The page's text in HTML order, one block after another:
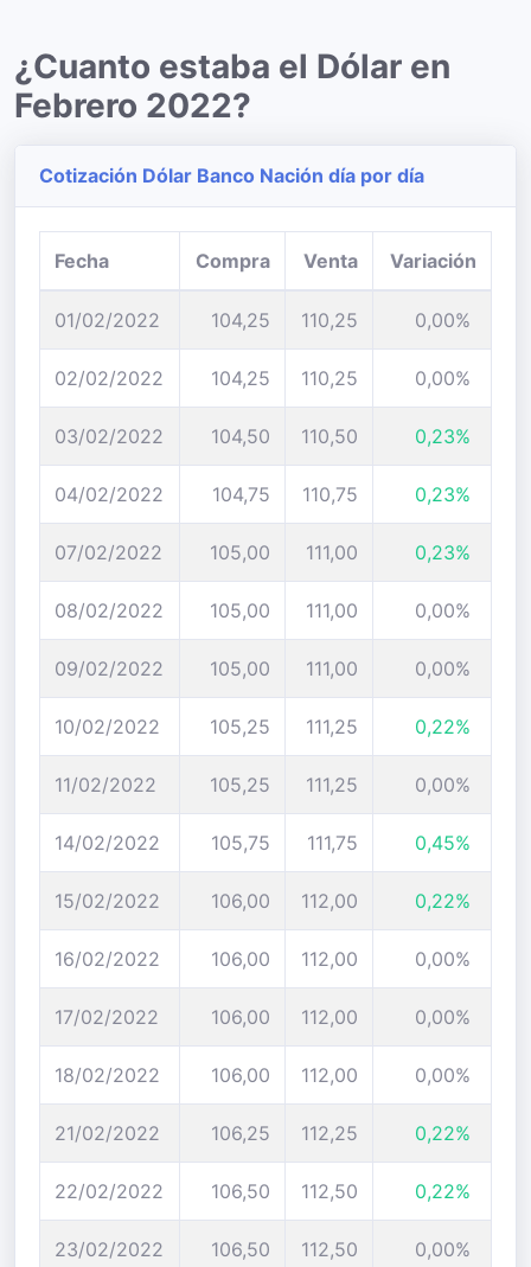
¿Cuanto estaba el Dólar en
Febrero 2022?
Cotización Dólar Banco Nación día por día
Fecha Compra Venta Variación
01/02/2022 104,25 110,25 0,00%
02/02/2022 104,25 110,25 0,00%
03/02/2022 104,50 110,50 0,23%
04/02/2022 104,75 110,75 0,23%
07/02/2022 105,00 111,00 0,23%
08/02/2022 105,00 111,00 0,00%
09/02/2022 105,00 111,00 0,00%
10/02/2022 105,25 111,25 0,22%
11/02/2022 105,25 111,25 0,00%
14/02/2022 105,75 111,75 0,45%
15/02/2022 106,00 112,00 0,22%
16/02/2022 106,00 112,00 0,00%
17/02/2022 106,00 112,00 0,00%
18/02/2022 106,00 112,00 0,00%
21/02/2022 106,25 112,25 0,22%
22/02/2022 106,50 112,50 0,22%
23/02/2022 106,50 112,50 0,00%